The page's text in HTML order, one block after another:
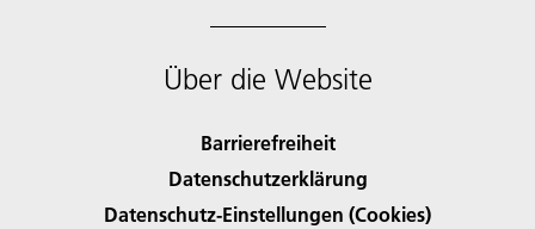
Über die Website
Barrierefreiheit
Datenschutzerklärung
Datenschutz-Einstellungen (Cookies)